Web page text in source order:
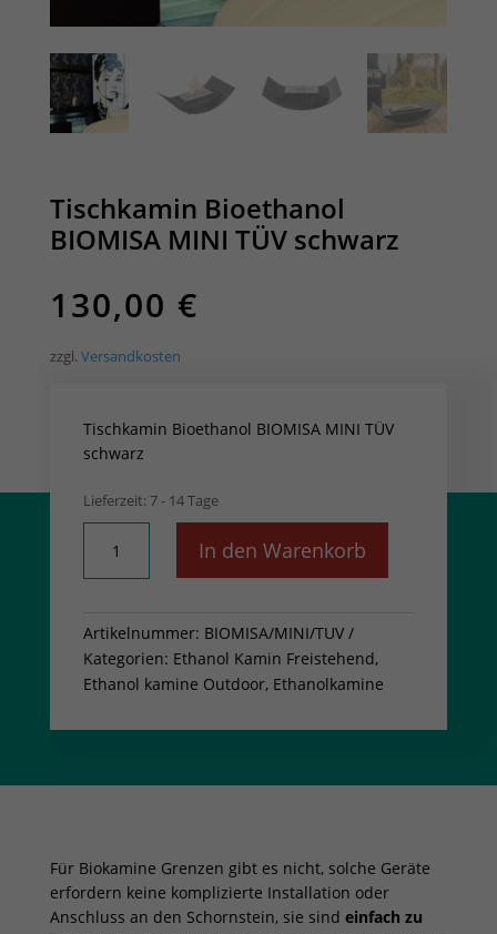
Tischkamin Bioethanol
BIOMISA MINI TÜV schwarz
130,00 €
zzgl. Versandkosten
Tischkamin Bioethanol BIOMISA MINI TÜV
schwarz
Lieferzeit: 7 - 14 Tage
Bioethanol
BIOMISA
TÜV
schwarz
Menge
In den Warenkorb
Artikelnummer: BIOMISA/MINI/TUV
Kategorien: Ethanol Kamin Freistehend,
Ethanol kamine Outdoor, Ethanolkamine
Für Biokamine Grenzen gibt es nicht, solche Geräte
erfordern keine komplizierte Installation oder
Anschluss an den Schornstein, sie sind einfach zu